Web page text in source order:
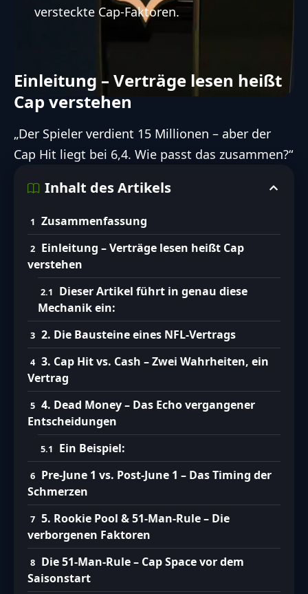
versteckte Cap-Faktoren.
Einleitung – Verträge lesen heißt
Cap verstehen
„Der Spieler verdient 15 Millionen – aber der
Cap Hit liegt bei 6,4. Wie passt das zusammen?“
Inhalt des Artikels
Zusammenfassung
Einleitung – Verträge lesen heißt Cap
verstehen
Dieser Artikel führt in genau diese
Mechanik ein:
2. Die Bausteine eines NFL-Vertrags
3. Cap Hit vs. Cash – Zwei Wahrheiten, ein
Vertrag
4. Dead Money – Das Echo vergangener
Entscheidungen
Ein Beispiel:
Pre-June 1 vs. Post-June 1 – Das Timing der
Schmerzen
5. Rookie Pool & 51-Man-Rule – Die
verborgenen Faktoren
Die 51-Man-Rule – Cap Space vor dem
Saisonstart